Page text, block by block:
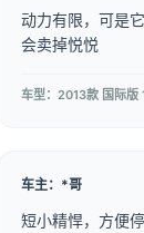
动力有限，可是
会卖掉悦悦
车型：2013款 国际版
车主：*哥
短小精悍，方便